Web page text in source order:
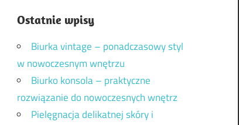
Ostatnie wpisy
Biurka vintage – ponadczasowy styl
w nowoczesnym wnętrzu
Biurko konsola – praktyczne
rozwiązanie do nowoczesnych wnętrz
Pielęgnacja delikatnej skóry i